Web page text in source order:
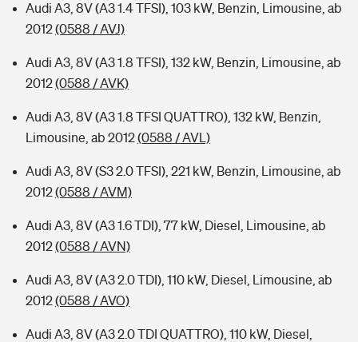
Audi A3, 8V (A3 1.4 TFSI), 103 kW, Benzin, Limousine, ab
2012(0588 / AVJ)
Audi A3, 8V (A3 1.8 TFSI), 132 kW, Benzin, Limousine, ab
2012(0588 / AVK)
Audi A3, 8V (A3 1.8 TFSI QUATTRO), 132 kW, Benzin,
Limousine, ab 2012(0588 / AVL)
Audi A3, 8V (S3 2.0 TFSI), 221 kW, Benzin, Limousine, ab
2012(0588 / AVM)
Audi A3, 8V (A3 1.6 TDI), 77 kW, Diesel, Limousine, ab
2012(0588 / AVN)
Audi A3, 8V (A3 2.0 TDI), 110 kW, Diesel, Limousine, ab
2012(0588 / AVO)
Audi A3, 8V (A3 2.0 TDI QUATTRO), 110 kW, Diesel,